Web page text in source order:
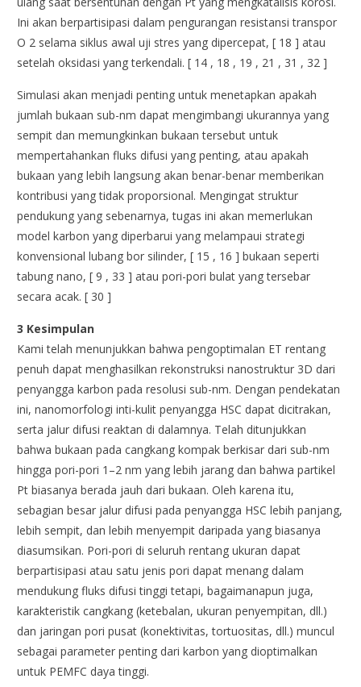
Ini akan berpartisipasi dalam pengurangan resistansi transpor
O 2 selama siklus awal uji stres yang dipercepat, [ 18 ] atau
setelah oksidasi yang terkendali. [ 14 , 18 , 19 , 21 , 31 , 32 ]
Simulasi akan menjadi penting untuk menetapkan apakah
jumlah bukaan sub-nm dapat mengimbangi ukurannya yang
sempit dan memungkinkan bukaan tersebut untuk
mempertahankan fluks difusi yang penting, atau apakah
bukaan yang lebih langsung akan benar-benar memberikan
kontribusi yang tidak proporsional. Mengingat struktur
pendukung yang sebenarnya, tugas ini akan memerlukan
model karbon yang diperbarui yang melampaui strategi
konvensional lubang bor silinder, [ 15 , 16 ] bukaan seperti
tabung nano, [ 9 , 33 ] atau pori-pori bulat yang tersebar
secara acak. [ 30 ]
3 Kesimpulan
Kami telah menunjukkan bahwa pengoptimalan ET rentang
penuh dapat menghasilkan rekonstruksi nanostruktur 3D dari
penyangga karbon pada resolusi sub-nm. Dengan pendekatan
ini, nanomorfologi inti-kulit penyangga HSC dapat dicitrakan,
serta jalur difusi reaktan di dalamnya. Telah ditunjukkan
bahwa bukaan pada cangkang kompak berkisar dari sub-nm
hingga pori-pori 1–2 nm yang lebih jarang dan bahwa partikel
Pt biasanya berada jauh dari bukaan. Oleh karena itu,
sebagian besar jalur difusi pada penyangga HSC lebih panjang,
lebih sempit, dan lebih menyempit daripada yang biasanya
diasumsikan. Pori-pori di seluruh rentang ukuran dapat
berpartisipasi atau satu jenis pori dapat menang dalam
mendukung fluks difusi tinggi tetapi, bagaimanapun juga,
karakteristik cangkang (ketebalan, ukuran penyempitan, dll.)
dan jaringan pori pusat (konektivitas, tortuositas, dll.) muncul
sebagai parameter penting dari karbon yang dioptimalkan
untuk PEMFC daya tinggi.